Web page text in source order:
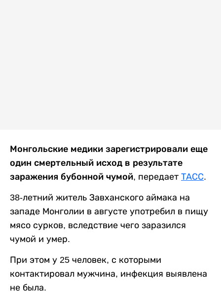
Монгольские медики зарегистрировали еще
один смертельный исход в результате
заражения бубонной чумой, передает ТАСС.
38-летний житель Завханского аймака на
западе Монголии в августе употребил в пищу
мясо сурков, вследствие чего заразился
чумой и умер.
При этом у 25 человек, с которыми
контактировал мужчина, инфекция выявлена
не была.